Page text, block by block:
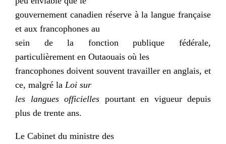
gouvernement canadien réserve à la langue française
et aux francophones au
sein de la fonction publique fédérale,
particulièrement en Outaouais où les
francophones doivent souvent travailler en anglais, et
ce, malgré la Loi sur
les langues officielles pourtant en vigueur depuis
plus de trente ans.
Le Cabinet du ministre des